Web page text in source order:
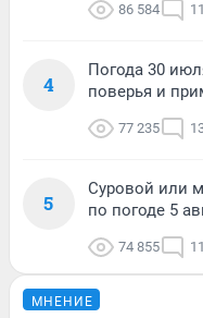
86 584 11
4
Погода 30
поверья и
77 235
5
Суровой или
по погоде 5
74 855 11
МНЕНИЕ